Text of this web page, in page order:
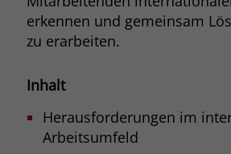
erkennen und gemeinsam
zu erarbeiten.
Inhalt
Herausforderungen im
Arbeitsumfeld
Zweck
Behält die Zustände
allen Seitenanfragen
Name _clsk
Anbieter
Laufzeit 1 Jahr
Microsoft Clarity setzt